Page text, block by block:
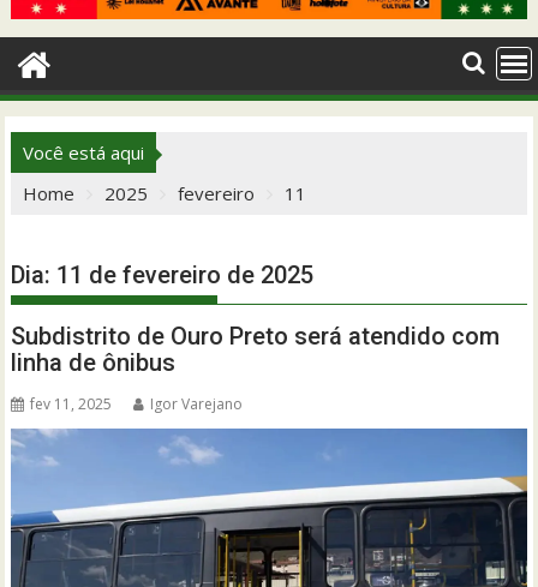
Você está aqui
Home
2025 fevereiro 11
Dia: 11 de fevereiro de 2025
Subdistrito de Ouro Preto será atendido com
linha de ônibus
fev 11, 2025 Igor Varejano